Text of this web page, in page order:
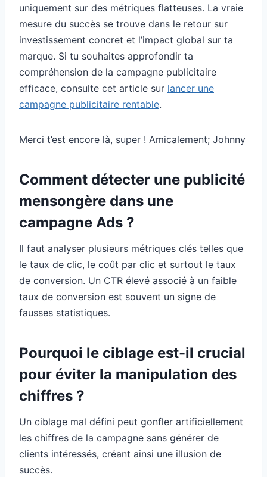
uniquement sur des métriques flatteuses. La vraie
mesure du succès se trouve dans le retour sur
investissement concret et l’impact global sur ta
marque. Si tu souhaites approfondir ta
compréhension de la campagne publicitaire
efficace, consulte cet article sur lancer une
campagne publicitaire rentable.
Merci t’est encore là, super ! Amicalement; Johnny
Comment détecter une publicité
mensongère dans une
campagne Ads ?
Il faut analyser plusieurs métriques clés telles que
le taux de clic, le coût par clic et surtout le taux
de conversion. Un CTR élevé associé à un faible
taux de conversion est souvent un signe de
fausses statistiques.
Pourquoi le ciblage est-il crucial
pour éviter la manipulation des
chiffres ?
Un ciblage mal défini peut gonfler artificiellement
les chiffres de la campagne sans générer de
clients intéressés, créant ainsi une illusion de
succès.